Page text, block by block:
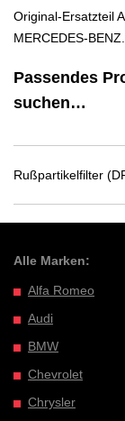
Original-Ersatzteil
MERCEDES-BENZ.
Passendes
suchen…
Rußpartikelfilter
Alle Marken:
Alfa Romeo
Audi
BMW
Chevrolet
Chrysler